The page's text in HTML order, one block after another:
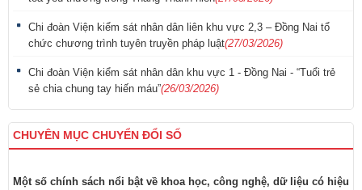
Chi đoàn Viện kiểm sát nhân dân liên khu vực 2,3 – Đồng Nai tổ
chức chương trình tuyên truyền pháp luật(27/03/2026)
Chi đoàn Viện kiểm sát nhân dân khu vực 1 - Đồng Nai - “Tuổi trẻ
sẻ chia chung tay hiến máu”(26/03/2026)
CHUYÊN MỤC CHUYỂN ĐỔI SỐ
Một số chính sách nổi bật về khoa học, công nghệ, dữ liệu có hiệu